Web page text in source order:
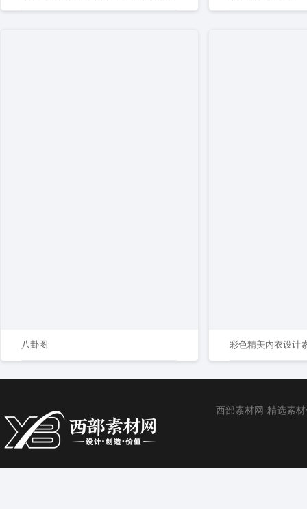
八卦图 彩色精美内衣设计
西部素材网-精选素